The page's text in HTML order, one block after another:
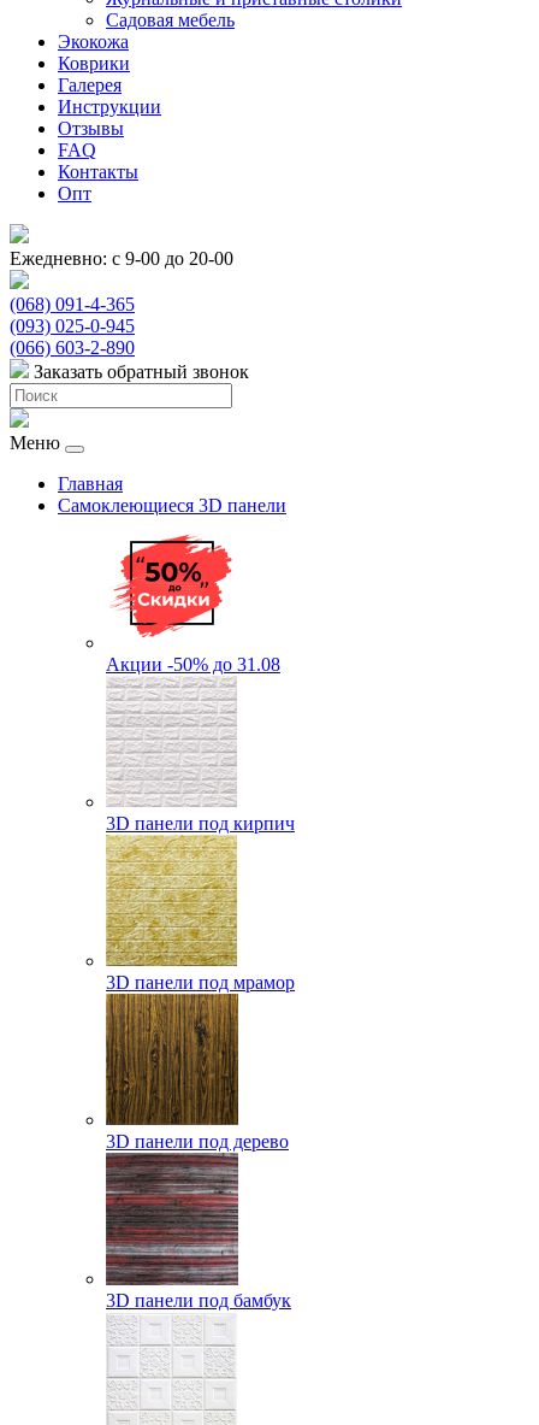
Садовая мебель
Экокожа
Коврики
Галерея
Инструкции
Отзывы
FAQ
Контакты
Опт
Ежедневно: с 9-00 до 20-00
(068) 091-4-365
(093) 025-0-945
(066) 603-2-890
Заказать обратный звонок
Меню
Главная
Самоклеющиеся 3D панели
Акции -50% до 31.08
3D панели под кирпич
3D панели под мрамор
3D панели под дерево
3D панели под бамбук